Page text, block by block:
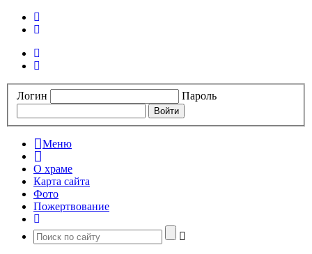
Логин Пароль
Меню
О храме
Карта сайта
Фото
Пожертвование